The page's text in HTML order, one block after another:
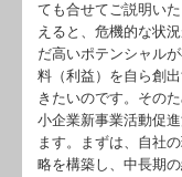
ても合せてご説明い
えると、危機的な状
だ高いポテンシャル
料（利益）を自ら創
きたいのです。その
小企業新事業活動促
ます。まずは、自社
略を構築し、中長期